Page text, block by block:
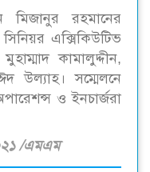
মিজানুর রহমানের
এক্সিকিউটিভ
কামালুদ্দীন,
উল্যাহ। সম্মেলনে
ও ইনচার্জরা
/এমএম